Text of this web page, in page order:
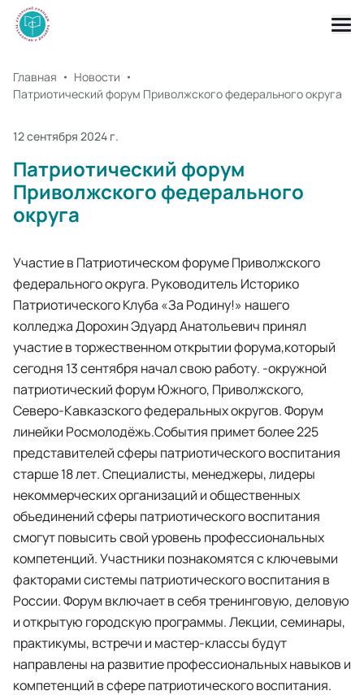
Главная
Новости
Патриотический форум Приволжского федерального округа
12 сентября 2024 г.
Патриотический форум
Приволжского федерального
округа
Участие в Патриотическом форуме Приволжского
федерального округа. Руководитель Историко
Патриотического Клуба «За Родину!» нашего
колледжа Дорохин Эдуард Анатольевич принял
участие в торжественном открытии форума,который
сегодня 13 сентября начал свою работу. -окружной
патриотический форум Южного, Приволжского,
Северо-Кавказского федеральных округов. Форум
линейки Росмолодёжь.События примет более 225
представителей сферы патриотического воспитания
старше 18 лет. Специалисты, менеджеры, лидеры
некоммерческих организаций и общественных
объединений сферы патриотического воспитания
смогут повысить свой уровень профессиональных
компетенций. Участники познакомятся с ключевыми
факторами системы патриотического воспитания в
России. Форум включает в себя тренинговую, деловую
и открытую городскую программы. Лекции, семинары,
практикумы, встречи и мастер-классы будут
направлены на развитие профессиональных навыков и
компетенций в сфере патриотического воспитания.